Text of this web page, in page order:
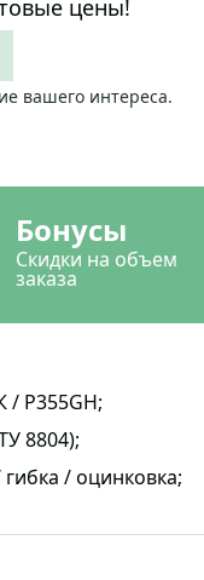
цены!
вашего интереса.
Бонусы
Скидки на объем
заказа
/ P355GH;
8804);
гибка / оцинковка;